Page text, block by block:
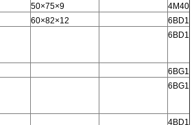
50×75×9
4M40
60×82×12
6BD1
6BD1
6BG1
6BG1
4BD1